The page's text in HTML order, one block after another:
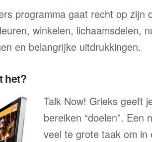
programma gaat recht op zijn
winkelen, lichaamsdelen,
en belangrijke uitdrukkingen.
het?
Talk Now! Grieks geeft
bereiken “doelen”. Een
veel te grote taak om